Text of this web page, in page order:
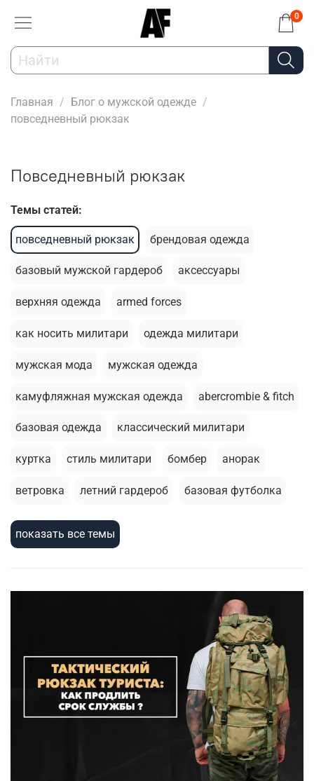
0
Главная
Блог о мужской одежде
повседневный рюкзак
повседневный рюкзак
Темы статей:
повседневный рюкзак брендовая одежда
базовый мужской гардероб аксессуары
верхняя одежда armed forces
как носить милитари одежда милитари
мужская мода мужская одежда
камуфляжная мужская одежда abercrombie & fitch
базовая одежда классический милитари
куртка стиль милитари бомбер анорак
ветровка летний гардероб базовая футболка
брюки джоггеры
мужскаая мода
мода в стиле милитари
спортивный стиль джинсы бейсболки спорт
мужской лонгслив кепки
аксессуары для мужчин
длинная куртка
показать все темы